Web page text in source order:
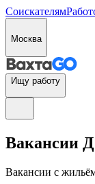
Соискателям
Москва
Ищу работу
Вакансии
Вакансии с